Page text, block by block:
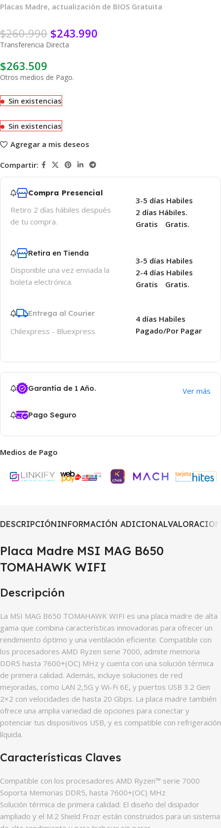
Placas Madre, actualización de BIOS Gratuita
$260.990 $243.990
Transferencia Directa
$263.509
Otros medios de Pago.
Sin existencias
Sin existencias
Agregar a mis deseos
Compartir:
Compra Presencial
Retiro 2 días hábiles después
de tu compra.
3-5 días Habiles
2 días Hábiles.
Gratis
Gratis.
Retira en Tienda
Disponible una vez enviada la
boleta electrónica.
3-5 días Habiles
2-4 días Habiles
Gratis
Gratis.
Entrega al Courier
Chilexpress - Bluexpress
4 días Habiles
Pagado/Por Pagar
Garantía de 1 Año. Ver más
Pago Seguro
Medios de Pago
DESCRIPCIÓNINFORMACIÓN ADICIONAL
Placa Madre MSI MAG B650
TOMAHAWK WIFI
Descripción
La MSI MAG B650 TOMAHAWK WIFI es una placa madre de alta
gama que combina características innovadoras para ofrecer un
rendimiento óptimo y una ventilación eficiente. Compatible con
los procesadores AMD Ryzen serie 7000, admite memoria
DDR5 hasta 7600+(OC) MHz y cuenta con una solución térmica
de primera calidad. Además, incluye soluciones de red
mejoradas, como LAN 2,5G y Wi-Fi 6E, y puertos USB 3.2 Gen
2×2 con velocidades de hasta 20 Gbps. La placa madre también
ofrece una amplia variedad de opciones para conectar y
potenciar tus dispositivos USB, y es compatible con refrigeración
líquida.
Características Claves
Compatible con los procesadores AMD Ryzen™ serie 7000
Soporta Memorias DDR5, hasta 7600+(OC) MHz
Solución térmica de primera calidad: El diseño del disipador
ampliado y el M.2 Shield Frozr están construidos para un sistema